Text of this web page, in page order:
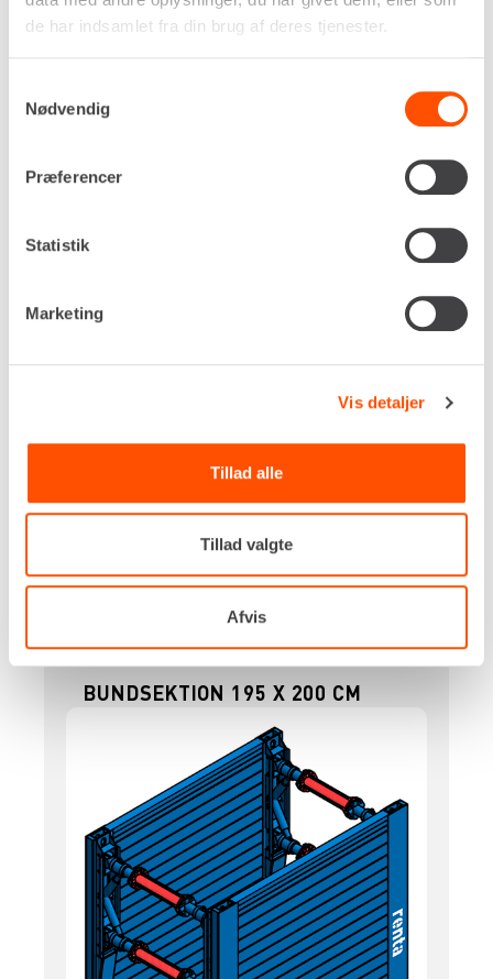
de har indsamlet fra din brug af deres tjenester.
Nødvendig
Præferencer
Statistik
Marketing
Vis detaljer
Tillad alle
Tillad valgte
Afvis
1.950 mm
3.000 mm
1.118 kg
Der beregnes kalenderdage på gravekasser.
Renta udlejer kun til erhverv. Gyldigt CVR-
nummer er påkrævet.
BUNDSEKTION 195 X 200 CM